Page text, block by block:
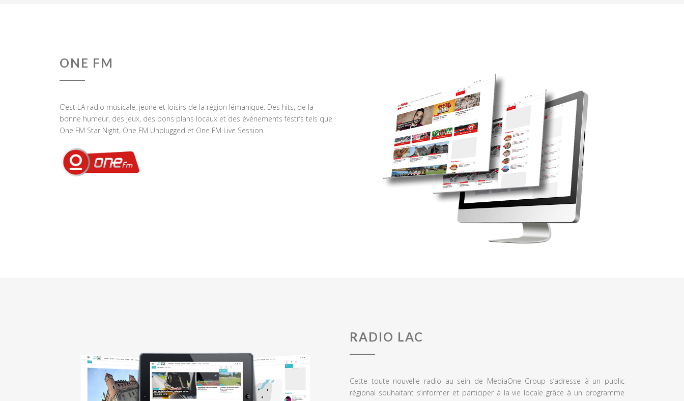
ONE FM
C’est LA radio musicale, jeune et loisirs de la région lémanique. Des hits, de la
bonne humeur, des jeux, des bons plans locaux et des événements festifs tels que
One FM Star Night, One FM Unplugged et One FM Live Session.
RADIO LAC
Cette toute nouvelle radio au sein de MediaOne Group s’adresse à un public
régional souhaitant s’informer et participer à la vie locale grâce à un programme